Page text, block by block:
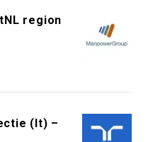
region
(It) –